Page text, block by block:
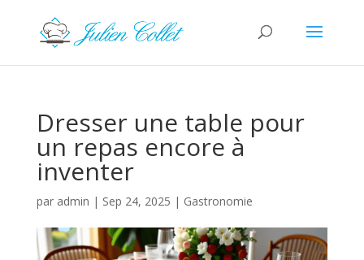
Dresser une table pour
un repas encore à
inventer
par admin | Sep 24, 2025 | Gastronomie